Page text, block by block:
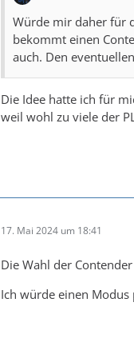
Würde mir daher für
bekommt einen
auch. Den
Die Idee hatte ich für
weil wohl zu viele der
17. Mai 2024 um 18:41
Die Wahl der
Ich würde einen